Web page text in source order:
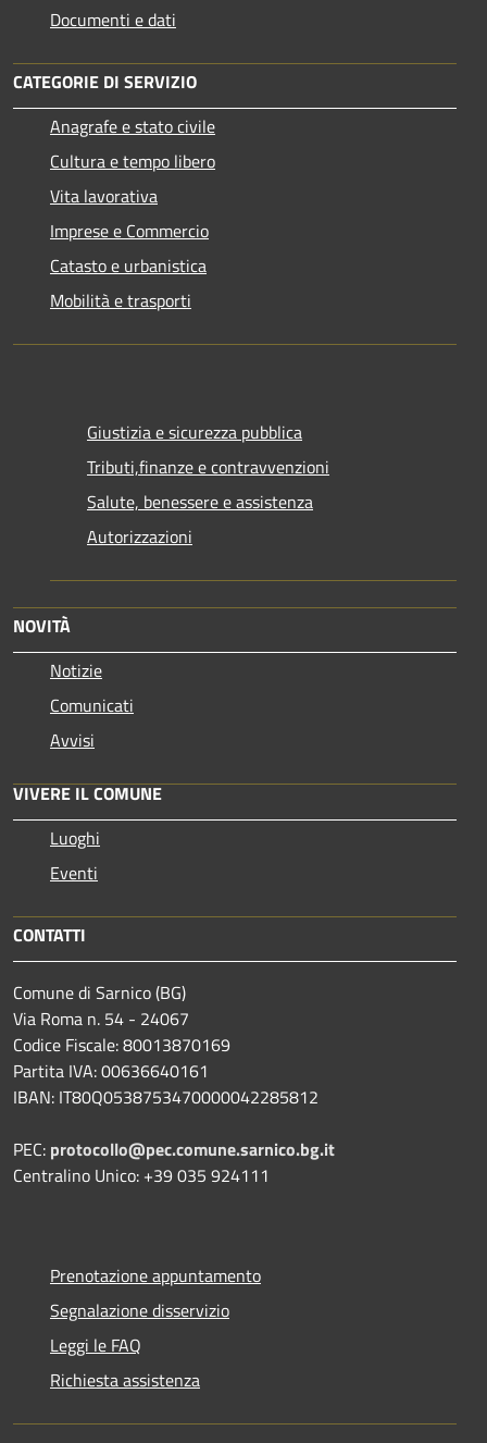
Documenti e dati
CATEGORIE DI SERVIZIO
Anagrafe e stato civile
Cultura e tempo libero
Vita lavorativa
Imprese e Commercio
Catasto e urbanistica
Mobilità e trasporti
Giustizia e sicurezza pubblica
Tributi,finanze e contravvenzioni
Salute, benessere e assistenza
Autorizzazioni
NOVITÀ
Notizie
Comunicati
Avvisi
VIVERE IL COMUNE
Luoghi
Eventi
CONTATTI
Comune di Sarnico (BG)
Via Roma n. 54 - 24067
Codice Fiscale: 80013870169
Partita IVA: 00636640161
IBAN: IT80Q0538753470000042285812
PEC: protocollo@pec.comune.sarnico.bg.it
Centralino Unico: +39 035 924111
Prenotazione appuntamento
Segnalazione disservizio
Leggi le FAQ
Richiesta assistenza